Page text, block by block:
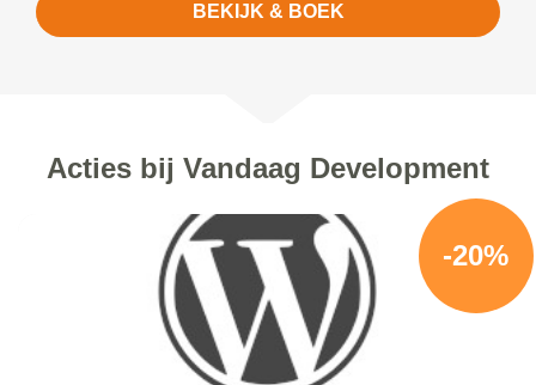
BEKIJK & BOEK
Acties bij Vandaag Development
-20%